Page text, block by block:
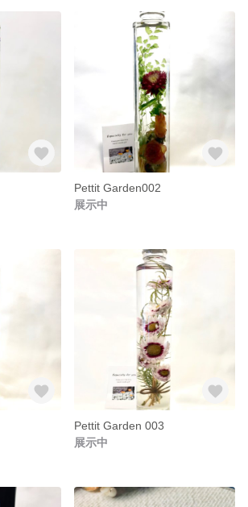
Pettit Garden002
展示中
Pettit Garden 003
展示中